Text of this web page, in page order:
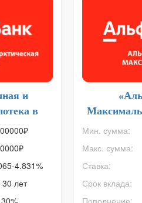
и
в
₽
₽
4.831%
30 лет
Мин. сумма:
Макс. сумма:
Ставка:
Срок вклада:
Пополнение: